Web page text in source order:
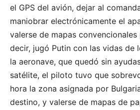
el GPS del avión, dejar al
maniobrar electrónicamente el
valerse de mapas
decir, jugó Putin con las vidas de
la aeronave, que quedó sin
satélite, el piloto tuvo que
hora la zona asignada por
destino, y valerse de mapas de